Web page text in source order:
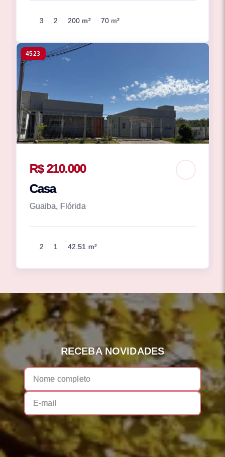
3 2 200 m² 70 m²
4523
R$ 210.000
Casa
Guaiba, Flórida
2 1 42.51 m²
RECEBA NOVIDADES